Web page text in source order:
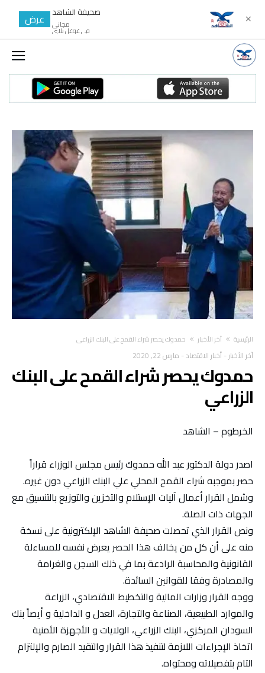
‫الرئيسية‬ آخر الأخبار حمدوك يحصر شراء القمح على البنك الزراعي
آخر الأخبار-أخبار الاقتصاد- مارس 22, 2020
حمدوك يحصر شراء القمح على البنك
الزراعي
الخرطوم – الشاهد
اصدر دولة الدكتور عبد الله حمدوك رئيس مجلس الوزراء قراراً
حصر بموجبه شراء القمح المحلي علي البنك الزراعي دون غيره.
وشمل القرار أعمال آليات اﻹستلام والتخزين والتوزيع بالتنسيق مع
الجهات ذات الصلة.
ونص القرار الذي تحصلت صحيفة الشاهد الإلكترونية على نسخة
منه على أن كل من يخالف هذا الحصر يعرض نفسه للمساءلة
القانونية والمحاسبة الرادعة بما في ذلك السجن والغرامة
والمصادرة وفقا للقوانين السائدة.
ووجه القرار وزارات المالية والتخطيط الاقتصادي، الزراعة
والموارد الطبيعية، الصناعة والتجارة، العدل و الداخلية و أيصاً بنك
السودان المركزي، البنك الزراعي، الولايات و الأجهزة الأمنية
اتخاذ الإجراءات اللازمة لتنفيذ هذا القرار والتقيد الصارم والإلتزام
التام بتفصيلاته ومحتواه.
✕ صحيفة الشاهد
مجانى
في غوغل بلاي
عرض